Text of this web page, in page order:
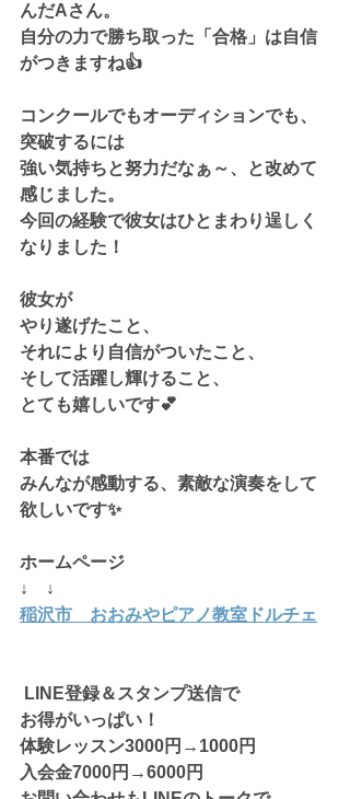
んだAさん。
自分の力で勝ち取った「合格」は自信
がつきますね👍
コンクールでもオーディションでも、
突破するには
強い気持ちと努力だなぁ～、と改めて
感じました。
今回の経験で彼女はひとまわり逞しく
なりました！
彼女が
やり遂げたこと、
それにより自信がついたこと、
そして活躍し輝けること、
とても嬉しいです💕
本番では
みんなが感動する、素敵な演奏をして
欲しいです✨
ホームページ
↓    ↓
稲沢市　おおみやピアノ教室ドルチェ
LINE登録＆スタンプ送信で
お得がいっぱい！
体験レッスン3000円→1000円
入会金7000円→6000円